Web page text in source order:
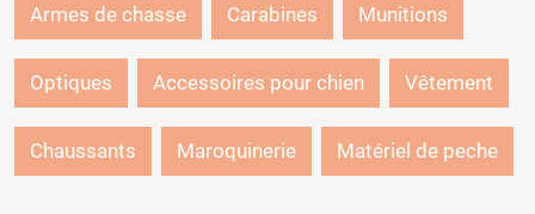
Armes de chasse Carabines Munitions
Optiques Accessoires pour chien Vêtement
Chaussants Maroquinerie Matériel de peche